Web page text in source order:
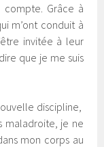
Grâce à
m’ont conduit à
invitée à leur
que je me suis
discipline,
maladroite, je ne
mon corps au